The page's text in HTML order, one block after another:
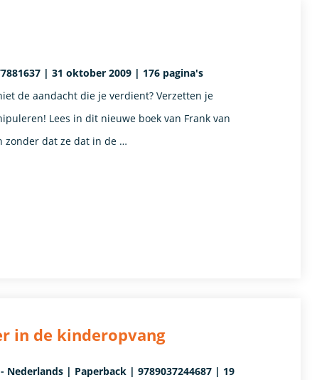
| 31 oktober 2009 | 176 pagina's
de aandacht die je verdient? Verzetten je
Lees in dit nieuwe boek van Frank van
zonder dat ze dat in de …
in de kinderopvang
| Paperback | 9789037244687 | 19